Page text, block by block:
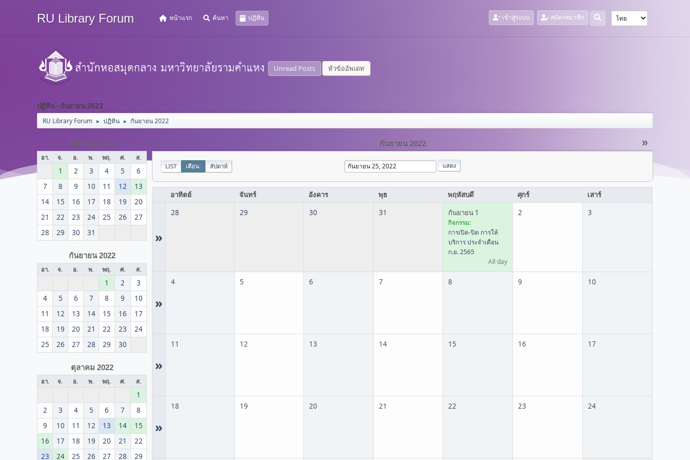
RU Library Forum หน้าแรก ค้นหา ปฏิทิน เข้าสู่ระบบ สมัครสมาชิก
Unread Posts หัวข้ออัพเดท
ปฏิทิน - กันยายน 2022
RU Library Forum ► ปฏิทิน ► กันยายน 2022
สิงหาคม 2022
อา. จ. อ. พ. พฤ. ศ. ส.
1 2 3 4 5
6
7
8 9 10 11 12
13
14
15 16 17 18 19
20
21
22 23 24 25 26
27
28
29 30 31
กันยายน 2022
อา. จ. อ. พ. พฤ. ศ. ส.
1 2
3
4
5 6 7 8 9
10
11
12 13 14 15 16
17
18
19 20 21 22 23
24
25
26 27 28 29 30
ตุลาคม 2022
อา. จ. อ. พ. พฤ. ศ. ส.
1
2
3 4 5 6 7
8
9
10 11 12 13 14
15
16
17 18 19 20 21
22
23
24 25 26 27 28 29
« »
กันยายน 2022
LIST เดือน: สัปดาห์
อาทิตย์ จันทร์ อังคาร พุธ พฤหัสบดี ศุกร์ เสาร์
»
28 29 30 31 กันยายน 1
กิจกรรม:
การเปิด-ปิด การให้
บริการ ประจำเดือน
ก.ย. 2565
All day
2 3
»
4 5 6 7 8 9 10
»
11 12 13 14 15 16 17
»
18 19 20 21 22 23 24